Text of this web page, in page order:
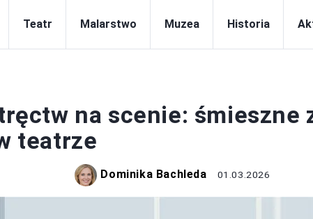
Teatr Malarstwo Muzea Historia
na scenie: śmieszne
teatrze
Dominika Bachleda 01.03.2026